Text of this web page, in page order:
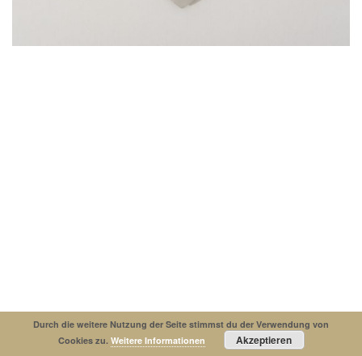
© Copyright 2019. All Rights Reserved.
Durch die weitere Nutzung der Seite stimmst du der Verwendung von
Cookies zu. Weitere Informationen Akzeptieren